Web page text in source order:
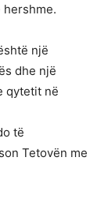
hershme.
një
dhe një
qytetit në
të
Tetovën me